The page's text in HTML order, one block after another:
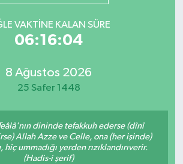
VAKTINE KALAN SÜRE
06:16:04
8 Ağustos 2026
25 Safer 1448
dininde tefakkuh ederse (dînî
Allah Azze ve Celle, ona (her işinde)
ummadığı yerden rızıklandırıverir.
(Hadis-i şerif)